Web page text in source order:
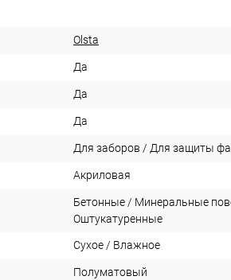
Olsta
Да
Да
Да
Для заборов / Для защиты
Акриловая
Бетонные / Минеральные
Оштукатуренные
Сухое / Влажное
Полуматовый